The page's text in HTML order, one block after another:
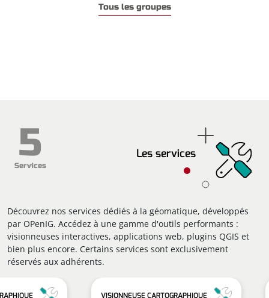
Tous les groupes
Les services
Découvrez nos services dédiés à la géomatique, développés
par OPenIG. Accédez à une gamme d'outils performants :
visionneuses interactives, applications web, plugins QGIS et
bien plus encore. Certains services sont exclusivement
réservés aux adhérents.
5
Services
VISIONNEUSE CARTOGRAPHIQUE